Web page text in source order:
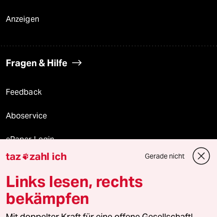
Anzeigen
Fragen & Hilfe
Feedback
Aboservice
ePaper Login
Downloads für Abonnierende
© 2026 taz Verlags und Vertriebs GmbH
taz zahl ich Gerade nicht
Links lesen, rechts
bekämpfen